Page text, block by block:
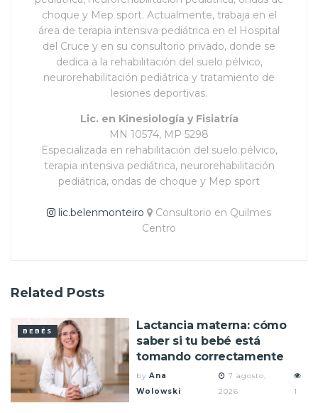
choque y Mep sport. Actualmente, trabaja en el
área de terapia intensiva pediátrica en el Hospital
del Cruce y en su consultorio privado, donde se
dedica a la rehabilitación del suelo pélvico,
neurorehabilitación pediátrica y tratamiento de
lesiones deportivas.
Lic. en Kinesiología y Fisiatría
MN 10574, MP 5298
Especializada en rehabilitación del suelo pélvico,
terapia intensiva pediátrica, neurorehabilitación
pediátrica, ondas de choque y Mep sport
lic.belenmonteiro
Consultorio en Quilmes
Centro
Related Posts
BEBÉS
Lactancia materna: cómo
saber si tu bebé está
tomando correctamente
by Ana
Wolowski
7 agosto,
2026
1